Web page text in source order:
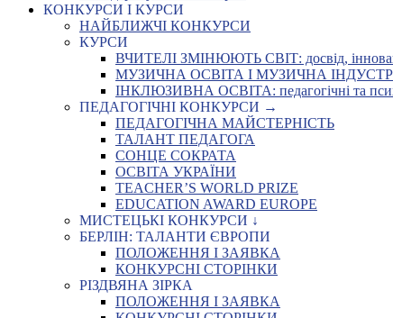
КОНКУРСИ І КУРСИ
НАЙБЛИЖЧІ КОНКУРСИ
КУРСИ
ВЧИТЕЛІ ЗМІНЮЮТЬ СВІТ: досвід,
МУЗИЧНА ОСВІТА І МУЗИЧНА ІНДУСТРІЯ:
ІНКЛЮЗИВНА ОСВІТА: педагогічні та
ПЕДАГОГІЧНІ КОНКУРСИ →
ПЕДАГОГІЧНА МАЙСТЕРНІСТЬ
ТАЛАНТ ПЕДАГОГА
СОНЦЕ СОКРАТА
ОСВІТА УКРАЇНИ
TEACHER’S WORLD PRIZE
EDUCATION AWARD EUROPE
МИСТЕЦЬКІ КОНКУРСИ ↓
БЕРЛІН: ТАЛАНТИ ЄВРОПИ
ПОЛОЖЕННЯ І ЗАЯВКА
КОНКУРСНІ СТОРІНКИ
РІЗДВЯНА ЗІРКА
ПОЛОЖЕННЯ І ЗАЯВКА